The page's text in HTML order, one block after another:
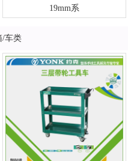
19mm系
/车类